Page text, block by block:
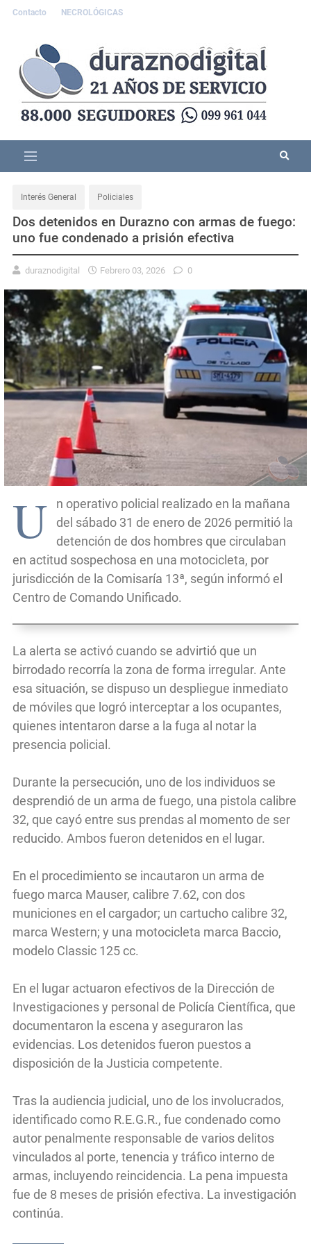
Contacto NECROLÓGICAS
Interés General Policiales
Dos detenidos en Durazno con armas de fuego:
uno fue condenado a prisión efectiva
duraznodigital Febrero 03, 2026 0
U
n operativo policial realizado en la mañana
del sábado 31 de enero de 2026 permitió la
detención de dos hombres que circulaban
en actitud sospechosa en una motocicleta, por
jurisdicción de la Comisaría 13ª, según informó el
Centro de Comando Unificado.
La alerta se activó cuando se advirtió que un
birrodado recorría la zona de forma irregular. Ante
esa situación, se dispuso un despliegue inmediato
de móviles que logró interceptar a los ocupantes,
quienes intentaron darse a la fuga al notar la
presencia policial.
Durante la persecución, uno de los individuos se
desprendió de un arma de fuego, una pistola calibre
32, que cayó entre sus prendas al momento de ser
reducido. Ambos fueron detenidos en el lugar.
En el procedimiento se incautaron un arma de
fuego marca Mauser, calibre 7.62, con dos
municiones en el cargador; un cartucho calibre 32,
marca Western; y una motocicleta marca Baccio,
modelo Classic 125 cc.
En el lugar actuaron efectivos de la Dirección de
Investigaciones y personal de Policía Científica, que
documentaron la escena y aseguraron las
evidencias. Los detenidos fueron puestos a
disposición de la Justicia competente.
Tras la audiencia judicial, uno de los involucrados,
identificado como R.E.G.R., fue condenado como
autor penalmente responsable de varios delitos
vinculados al porte, tenencia y tráfico interno de
armas, incluyendo reincidencia. La pena impuesta
fue de 8 meses de prisión efectiva. La investigación
continúa.